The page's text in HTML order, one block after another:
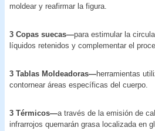
moldear y reafirmar la figura.
3 Copas suecas—para estimular la
líquidos retenidos y complementar el
3 Tablas Moldeadoras—herramientas
contornear áreas específicas del cuerpo.
3 Térmicos—a través de la emisión de
infrarrojos quemarán grasa localizada en